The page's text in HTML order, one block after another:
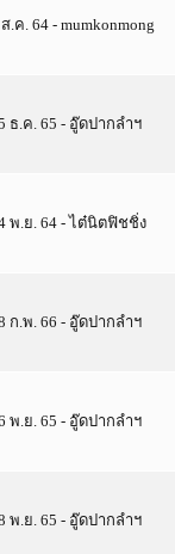
.ค. 64 - mumkonmong
ธ.ค. 65 - อู๊ดปากลำฯ
พ.ย. 64 - ไต๋นิตฟิชชิ่ง
ก.พ. 66 - อู๊ดปากลำฯ
พ.ย. 65 - อู๊ดปากลำฯ
พ.ย. 65 - อู๊ดปากลำฯ